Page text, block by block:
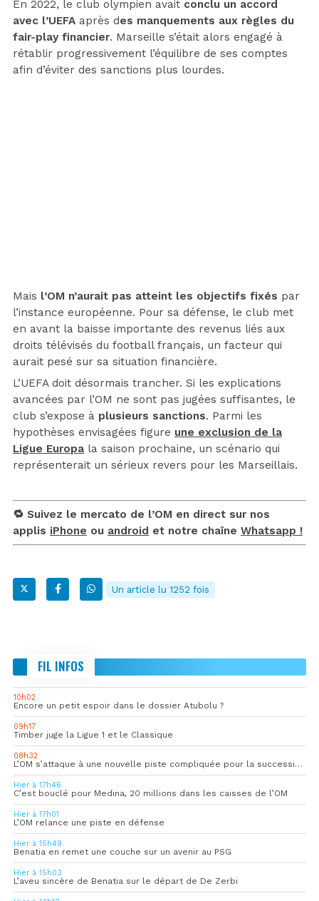
En 2022, le club olympien avait conclu un accord
avec l’UEFA après des manquements aux règles du
fair-play financier. Marseille s’était alors engagé à
rétablir progressivement l’équilibre de ses comptes
afin d’éviter des sanctions plus lourdes.
Mais l’OM n’aurait pas atteint les objectifs fixés par
l’instance européenne. Pour sa défense, le club met
en avant la baisse importante des revenus liés aux
droits télévisés du football français, un facteur qui
aurait pesé sur sa situation financière.
L’UEFA doit désormais trancher. Si les explications
avancées par l’OM ne sont pas jugées suffisantes, le
club s’expose à plusieurs sanctions. Parmi les
hypothèses envisagées figure une exclusion de la
Ligue Europa la saison prochaine, un scénario qui
représenterait un sérieux revers pour les Marseillais.
🔁 Suivez le mercato de l’OM en direct sur nos
applis iPhone ou android et notre chaîne Whatsapp !
Un article lu 1252 fois
FIL INFOS
10h02
Encore un petit espoir dans le dossier Atubolu ?
09h17
Timber juge la Ligue 1 et le Classique
08h32
L’OM s’attaque à une nouvelle piste compliquée pour la succession de Rulli
Hier à 17h46
C’est bouclé pour Medina, 20 millions dans les caisses de l’OM
Hier à 17h01
L’OM relance une piste en défense
Hier à 15h49
Benatia en remet une couche sur un avenir au PSG
Hier à 15h03
L’aveu sincère de Benatia sur le départ de De Zerbi